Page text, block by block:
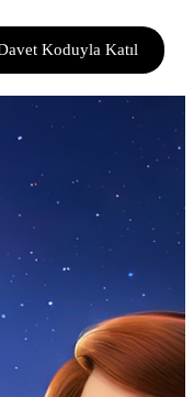
Koduyla Katıl
ve